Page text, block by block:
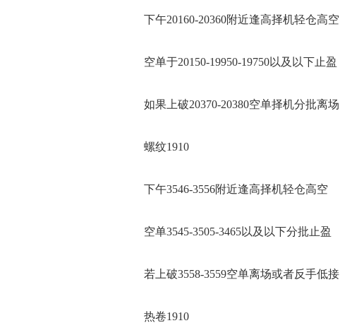
下午20160-20360附近逢高择机轻仓高空
空单于20150-19950-19750以及以下止盈
如果上破20370-20380空单择机分批离场
螺纹1910
下午3546-3556附近逢高择机轻仓高空
空单3545-3505-3465以及以下分批止盈
若上破3558-3559空单离场或者反手低接
热卷1910